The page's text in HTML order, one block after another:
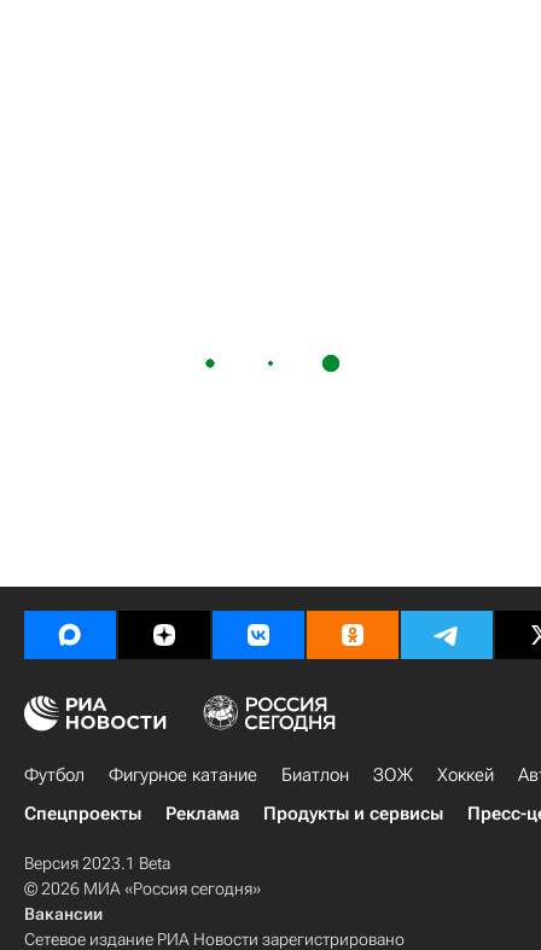
Футбол Фигурное катание Биатлон ЗОЖ Хоккей
Спецпроекты
Реклама Продукты и сервисы Пресс-
Версия 2023.1 Beta
© 2026 МИА «Россия сегодня»
Вакансии
Сетевое издание РИА Новости зарегистрировано